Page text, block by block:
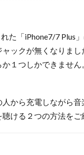
た「iPhone7/7 Plus
ックが無くなりま
か１つしかできませ
から充電しながら
ける２つの方法をご